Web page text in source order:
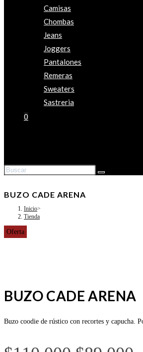
Camisas
Chombas
Jeans
Joggers
Pantalones
Remeras
Sweaters
Sastreria
0
la
BUZO CADE ARENA
Inicio>
Tienda
Oferta
BUZO CADE ARENA
Buzo coodie de rústico con recortes y capucha.